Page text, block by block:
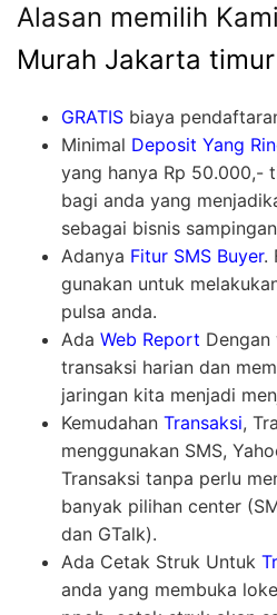
Alasan memilih Kami
Murah Jakarta timur
GRATIS biaya
Minimal Deposit Yang
yang hanya Rp 50.000,-
bagi anda yang
sebagai bisnis
Adanya Fitur SMS Buyer.
gunakan untuk
pulsa anda.
Ada Web Report
transaksi harian dan
jaringan kita menjadi
Kemudahan Transaksi,
menggunakan SMS,
Transaksi tanpa perlu
banyak pilihan center
dan GTalk).
Ada Cetak Struk Untuk
anda yang membuka